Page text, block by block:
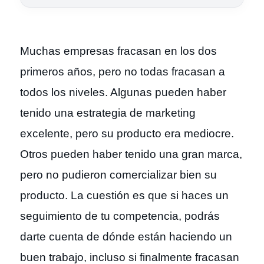
Muchas empresas fracasan en los dos
primeros años, pero no todas fracasan a
todos los niveles. Algunas pueden haber
tenido una estrategia de marketing
excelente, pero su producto era mediocre.
Otros pueden haber tenido una gran marca,
pero no pudieron comercializar bien su
producto. La cuestión es que si haces un
seguimiento de tu competencia, podrás
darte cuenta de dónde están haciendo un
buen trabajo, incluso si finalmente fracasan